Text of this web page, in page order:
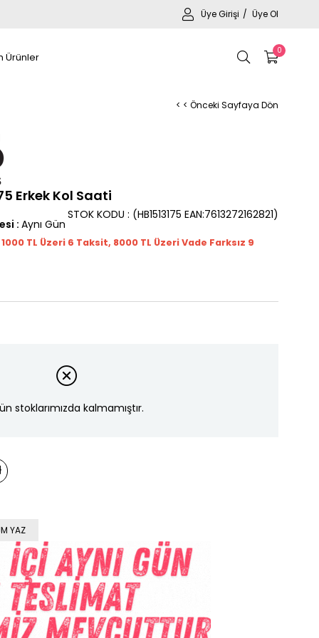
Üye Girişi Üye Ol
0
Ürünler
< < Önceki Sayfaya Dön
Erkek Kol Saati
(HB1513175 EAN:7613272162821)
STOK KODU
: Aynı Gün
TL Üzeri 6 Taksit, 8000 TL Üzeri Vade Farksız 9
stoklarımızda kalmamıştır.
YAZ